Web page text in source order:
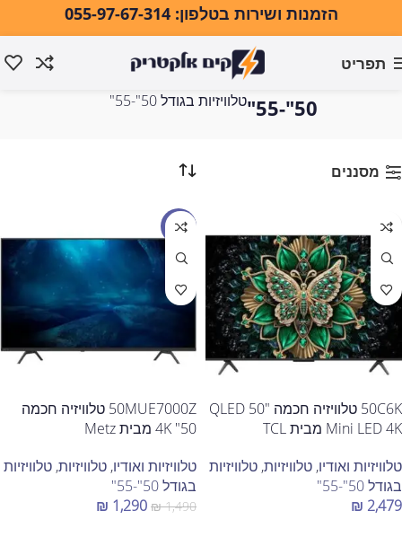
הזמנות ושירות בטלפון: 055-97-67-314
תפריט
טלוויזיות בגודל
50"-55"
עמוד הבית טלוויזיות ואודיו
טלוויזיות בגודל 50"-55"
מסננים
50C6K טלוויזיה חכמה "50 QLED
Mini LED 4K מבית TCL
טלוויזיות ואודיו, טלוויזיות, טלוויזיות
בגודל 50"-55"
₪ 2,479
מבצע
50MUE7000Z טלוויזיה חכמה
50" 4K מבית Metz
טלוויזיות ואודיו, טלוויזיות, טלוויזיות
בגודל 50"-55"
₪1,490
₪ 1,290